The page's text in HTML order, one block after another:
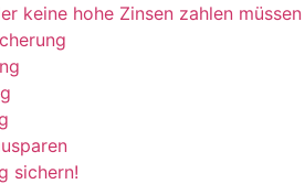
keine hohe Zinsen zahlen müssen
sichern!